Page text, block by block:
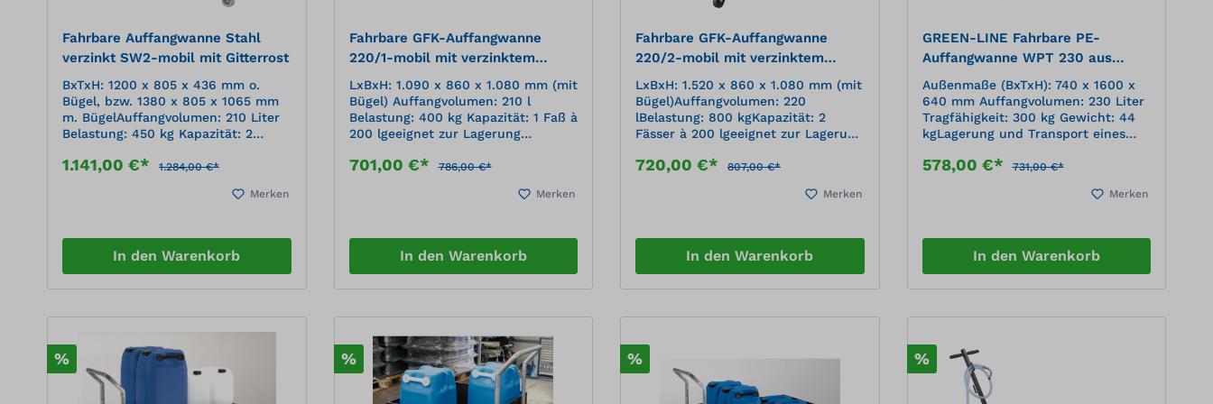
Fahrbare Auffangwanne Stahl
verzinkt SW2-mobil mit Gitterrost
BxTxH: 1200 x 805 x 436 mm o.
Bügel, bzw. 1380 x 805 x 1065 mm
m. BügelAuffangvolumen: 210 Liter
Belastung: 450 kg Kapazität: 2
wassergefährdender und
Medienbeständigkeit gemäß DIN
Stellfläche mit herausnehmbaren,
feuerverzinkten Gitterrosten
Wannenwerkstoff: Stahl, 1.0038
Materialstärke: 3 mm Oberfläche:
feuerverzinkt
1.141,00 €* 1.284,00 €*
Merken
In den Warenkorb
Fahrbare GFK-Auffangwanne
220/1-mobil mit verzinktem
Gitterrost
LxBxH: 1.090 x 860 x 1.080 mm (mit
Bügel) Auffangvolumen: 210 l
Belastung: 400 kg Kapazität: 1 Faß à
200 lgeeignet zur Lagerung
mit allgemeiner bauaufsichtlicher
hohe chemische Beständigkeit
feuerverzinktem Fahrgestell mit
Rammschutz Mobilität durch 2
701,00 €* 786,00 €*
Merken
In den Warenkorb
Fahrbare GFK-Auffangwanne
220/2-mobil mit verzinktem
Gitterrost
LxBxH: 1.520 x 860 x 1.080 mm (mit
Bügel)Auffangvolumen: 220
lBelastung: 800 kgKapazität: 2
Fässer à 200 lgeeignet zur Lagerung
mit allgemeiner bauaufsichtlicher
hohe chemische Beständigkeit
feuerverzinktem Fahrgestell mit
Rammschutz Mobilität durch 2
720,00 €* 807,00 €*
Merken
In den Warenkorb
GREEN-LINE Fahrbare PE-
Auffangwanne WPT 230 aus
robustem Polyethylen, blau
Außenmaße (BxTxH): 740 x 1600 x
640 mm Auffangvolumen: 230 Liter
Tragfähigkeit: 300 kg Gewicht: 44
kgLagerung und Transport eines
Entnahme von Flüssigkeiten
Lenkrolle mit Feststeller und 2
578,00 €* 731,00 €*
Merken
In den Warenkorb
% % % %